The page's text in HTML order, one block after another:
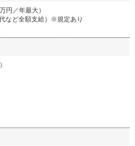
円／年最大）
など全額支給）※規定あり